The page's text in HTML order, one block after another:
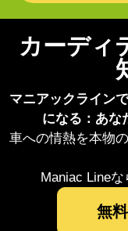
カーディ
マニアックライン
になる：あな
車への情熱を本物
Maniac Lineな
無